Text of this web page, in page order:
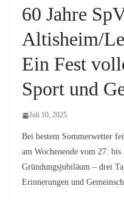
60 Jahre
Altisheim/
Ein Fest
Sport und
Juli 10, 2025
Bei bestem Sommerwetter
am Wochenende vom 27.
Gründungsjubiläum – drei
Erinnerungen und